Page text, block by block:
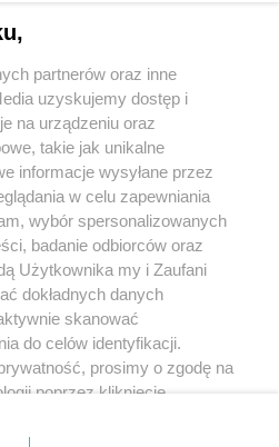
zmylić
nie może być powielany i
w jakikolwiek sposób (w tym
na jakimkolwiek polu eksploatacji w
w Internecie bez pisemnej
użycie lub wykorzystanie utworów w
prawa, tzn. bez właściwej zgody, jest
być ścigane prawnie.
partnerów oraz inne
uzyskujemy dostęp i
na urządzeniu oraz
takie jak unikalne
informacje wysyłane przez
w celu zapewniania
wybór spersonalizowanych
badanie odbiorców oraz
Użytkownika my i Zaufani
dokładnych danych
skanować
do celów identyfikacji.
prosimy o zgodę na
poprzez kliknięcie
ustawień prywatności